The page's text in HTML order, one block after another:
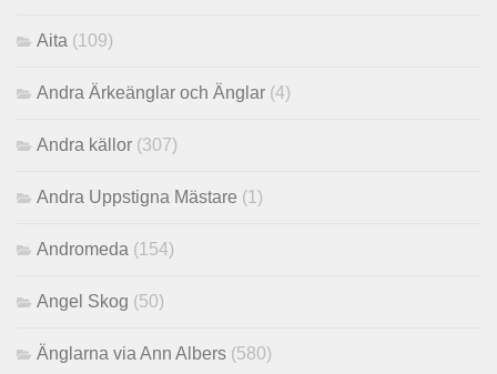
Aita (109)
Andra Ärkeänglar och Änglar (4)
Andra källor (307)
Andra Uppstigna Mästare (1)
Andromeda (154)
Angel Skog (50)
Änglarna via Ann Albers (580)